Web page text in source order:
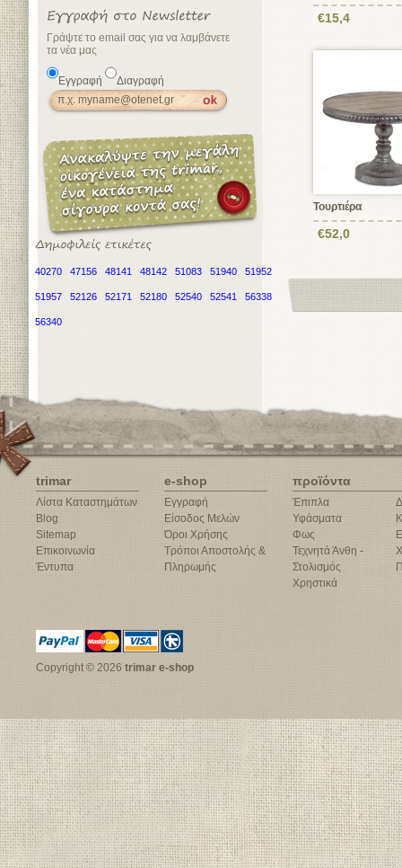
Γράψτε το email σας για να λαμβάνετε
τα νέα μας
Εγγραφή Διαγραφή
40270 47156 48141 48142 51083 51940 51952
51957 52126 52171 52180 52540 52541 56338
56340
€15,4
Τουρτιέρα
€52,0
trimar
Λίστα Καταστημάτων
Blog
Sitemap
Επικοινωνία
Έντυπα
e-shop
Εγγραφή
Είσοδος Μελών
Όροι Χρήσης
Τρόποι Αποστολής &
Πληρωμής
προϊόντα
Έπιπλα
Υφάσματα
Φως
Τεχνητά Άνθη -
Στολισμός
Χρηστικά
Copyright © 2026 trimar e-shop